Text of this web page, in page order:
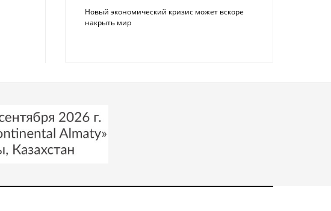
Новый экономический кризис может вскоре
накрыть мир